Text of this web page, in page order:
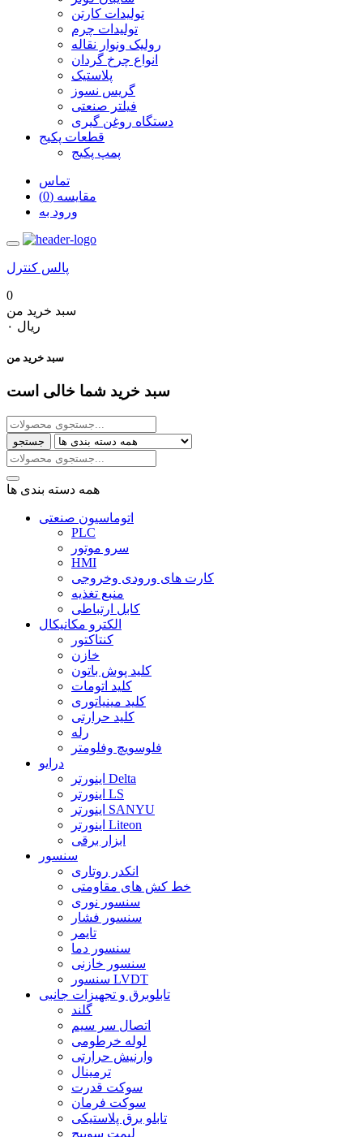
تولیدات کارتن
تولیدات چرم
رولیک ونوار نقاله
انواع چرخ گردان
پلاستیک
گریس نسوز
فیلتر صنعتی
دستگاه روغن گیری
قطعات پکیج
پمپ پکیج
تماس
مقایسه (0)
ورود به
پالس کنترل
0
سبد خرید من
‎ریال ۰
سبد خرید من
سبد خرید شما خالی است
جستجو
همه دسته بندی ها
اتوماسیون صنعتی
PLC
سرو موتور
HMI
کارت های ورودی وخروجی
منبع تغذیه
کابل ارتباطی
الکترو مکانیکال
کنتاکتور
خازن
کلید پوش باتون
کلید اتومات
کلید مینیاتوری
کلید حرارتی
رله
فلوسویچ وفلومتر
درایو
اینورتر Delta
اینورتر LS
اینورتر SANYU
اینورتر Liteon
ابزار برقی
سنسور
انکدر روتاری
خط کش های مقاومتی
سنسور نوری
سنسور فشار
تایمر
سنسور دما
سنسور خازنی
سنسور LVDT
تابلوبرق و تجهیزات جانبی
گلند
اتصال سر سیم
لوله خرطومی
وارنیش حرارتی
ترمینال
سوکت قدرت
سوکت فرمان
تابلو برق پلاستیکی
لیمت سوییچ